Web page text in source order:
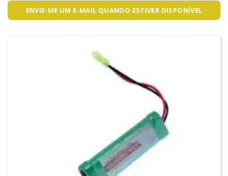
ENVIE-ME UM E-MAIL QUANDO ESTIVER DISPONÍVEL